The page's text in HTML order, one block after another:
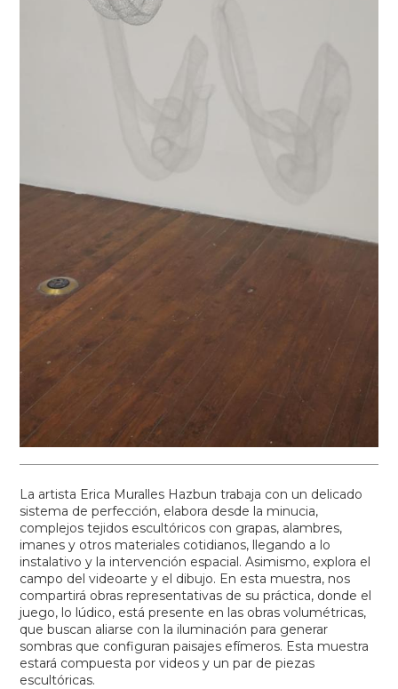
La artista Erica Muralles Hazbun trabaja con un delicado
sistema de perfección, elabora desde la minucia,
complejos tejidos escultóricos con grapas, alambres,
imanes y otros materiales cotidianos, llegando a lo
instalativo y la intervención espacial. Asimismo, explora el
campo del videoarte y el dibujo. En esta muestra, nos
compartirá obras representativas de su práctica, donde el
juego, lo lúdico, está presente en las obras volumétricas,
que buscan aliarse con la iluminación para generar
sombras que configuran paisajes efímeros. Esta muestra
estará compuesta por videos y un par de piezas
escultóricas.